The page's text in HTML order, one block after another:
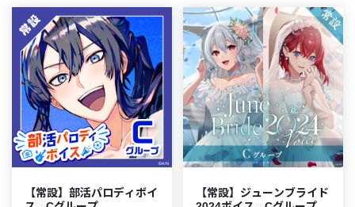
【常設】部活パロディボイ
【常設】ジューンブライド